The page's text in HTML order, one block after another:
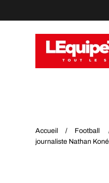
Accueil Football
journaliste Nathan Koné